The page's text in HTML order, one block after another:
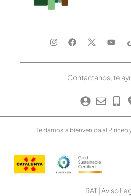
Contáctanos, te
Te damos la bienvenida al Pirineo
RAT|Aviso